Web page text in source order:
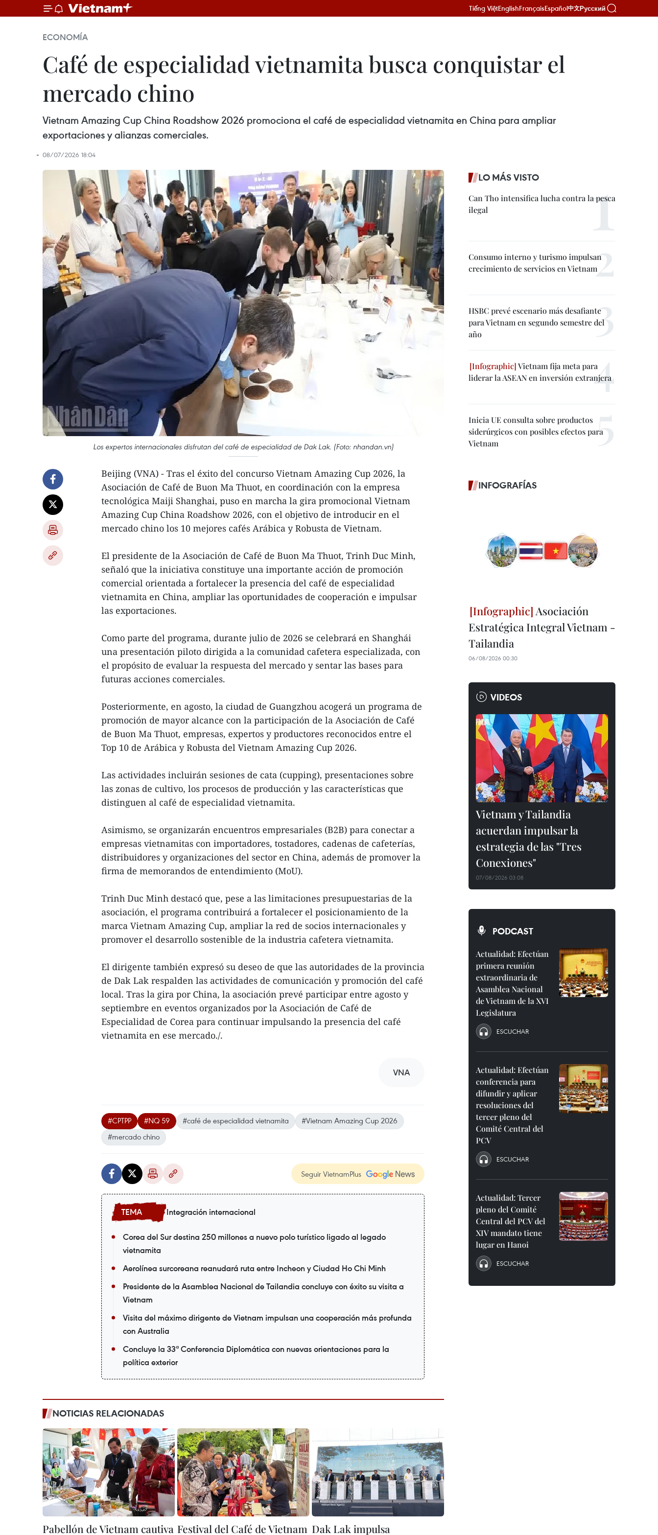
Tiếng ViệtEnglishFrançaisEspañol中文Русский
ECONOMÍA
Café de especialidad vietnamita busca conquistar el
mercado chino
Vietnam Amazing Cup China Roadshow 2026 promociona el café de especialidad vietnamita en China para ampliar
exportaciones y alianzas comerciales.
08/07/2026 18:04
Los expertos internacionales disfrutan del café de especialidad de Dak Lak. (Foto: nhandan.vn)
Beijing (VNA) - Tras el éxito del concurso Vietnam Amazing Cup 2026, la
Asociación de Café de Buon Ma Thuot, en coordinación con la empresa
tecnológica Maiji Shanghai, puso en marcha la gira promocional Vietnam
Amazing Cup China Roadshow 2026, con el objetivo de introducir en el
mercado chino los 10 mejores cafés Arábica y Robusta de Vietnam.
El presidente de la Asociación de Café de Buon Ma Thuot, Trinh Duc Minh,
señaló que la iniciativa constituye una importante acción de promoción
comercial orientada a fortalecer la presencia del café de especialidad
vietnamita en China, ampliar las oportunidades de cooperación e impulsar
las exportaciones.
Como parte del programa, durante julio de 2026 se celebrará en Shanghái
una presentación piloto dirigida a la comunidad cafetera especializada, con
el propósito de evaluar la respuesta del mercado y sentar las bases para
futuras acciones comerciales.
Posteriormente, en agosto, la ciudad de Guangzhou acogerá un programa de
promoción de mayor alcance con la participación de la Asociación de Café
de Buon Ma Thuot, empresas, expertos y productores reconocidos entre el
Top 10 de Arábica y Robusta del Vietnam Amazing Cup 2026.
Las actividades incluirán sesiones de cata (cupping), presentaciones sobre
las zonas de cultivo, los procesos de producción y las características que
distinguen al café de especialidad vietnamita.
Asimismo, se organizarán encuentros empresariales (B2B) para conectar a
empresas vietnamitas con importadores, tostadores, cadenas de cafeterías,
distribuidores y organizaciones del sector en China, además de promover la
firma de memorandos de entendimiento (MoU).
Trinh Duc Minh destacó que, pese a las limitaciones presupuestarias de la
asociación, el programa contribuirá a fortalecer el posicionamiento de la
marca Vietnam Amazing Cup, ampliar la red de socios internacionales y
promover el desarrollo sostenible de la industria cafetera vietnamita.
El dirigente también expresó su deseo de que las autoridades de la provincia
de Dak Lak respalden las actividades de comunicación y promoción del café
local. Tras la gira por China, la asociación prevé participar entre agosto y
septiembre en eventos organizados por la Asociación de Café de
Especialidad de Corea para continuar impulsando la presencia del café
vietnamita en ese mercado./.
VNA
#CPTPP #NQ 59 #café de especialidad vietnamita
#Vietnam Amazing Cup 2026
#mercado chino
Seguir VietnamPlus
Integración internacional
Corea del Sur destina 250 millones a nuevo polo turístico ligado al legado
vietnamita
Aerolínea surcoreana reanudará ruta entre Incheon y Ciudad Ho Chi Minh
Presidente de la Asamblea Nacional de Tailandia concluye con éxito su visita a
Vietnam
Visita del máximo dirigente de Vietnam impulsan una cooperación más profunda
con Australia
Concluye la 33ª Conferencia Diplomática con nuevas orientaciones para la
política exterior
NOTICIAS RELACIONADAS
Pabellón de Vietnam cautiva Festival del Café de Vietnam Dak Lak impulsa
LO MÁS VISTO
Can Tho intensifica lucha contra la pesca
ilegal
Consumo interno y turismo impulsan
crecimiento de servicios en Vietnam
HSBC prevé escenario más desafiante
para Vietnam en segundo semestre del
año
Vietnam fija meta para
liderar la ASEAN en inversión extranjera
Inicia UE consulta sobre productos
siderúrgicos con posibles efectos para
Vietnam
INFOGRAFÍAS
Asociación
Estratégica Integral Vietnam -
Tailandia
06/08/2026 00:30
VIDEOS
Vietnam y Tailandia
acuerdan impulsar la
estrategia de las "Tres
Conexiones"
07/08/2026 03:08
PODCAST
Actualidad: Efectúan
primera reunión
extraordinaria de
Asamblea Nacional
de Vietnam de la XVI
Legislatura
ESCUCHAR
Actualidad: Efectúan
conferencia para
difundir y aplicar
resoluciones del
tercer pleno del
Comité Central del
PCV
ESCUCHAR
Actualidad: Tercer
pleno del Comité
Central del PCV del
XIV mandato tiene
lugar en Hanoi
ESCUCHAR